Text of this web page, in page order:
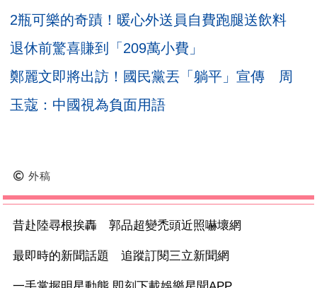
2瓶可樂的奇蹟！暖心外送員自費跑腿送飲料
退休前驚喜賺到「209萬小費」
鄭麗文即將出訪！國民黨丟「躺平」宣傳 周
玉蔻：中國視為負面用語
外稿
昔赴陸尋根挨轟 郭品超變禿頭近照嚇壞網
最即時的新聞話題 追蹤訂閱三立新聞網